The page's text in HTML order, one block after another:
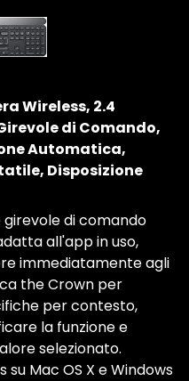
Wireless, 2.4
di Comando,
Automatica,
Disposizione
di comando
all'app in uso,
immediatamente agli
the Crown per
per contesto,
la funzione e
selezionato.
Mac OS X e Windows